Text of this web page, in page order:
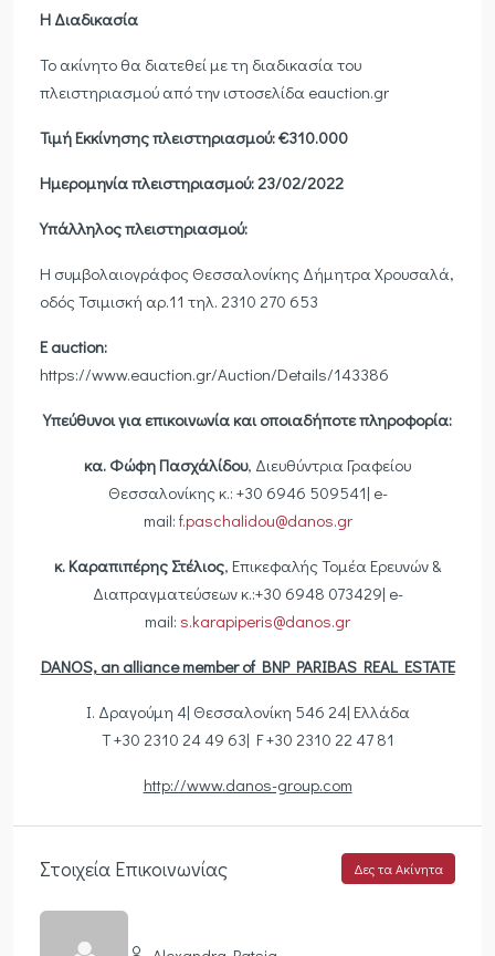
Η Διαδικασία
Το ακίνητο θα διατεθεί με τη διαδικασία του
πλειστηριασμού από την ιστοσελίδα eauction.gr
Τιμή Εκκίνησης πλειστηριασμού: €310.000
Ημερομηνία πλειστηριασμού: 23/02/2022
Υπάλληλος πλειστηριασμού:
Η συμβολαιογράφος Θεσσαλονίκης Δήμητρα Χρουσαλά,
οδός Τσιμισκή αρ.11 τηλ. 2310 270 653
E auction:
https://www.eauction.gr/Auction/Details/143386
Υπεύθυνοι για επικοινωνία και οποιαδήποτε πληροφορία:
κα. Φώφη Πασχάλίδου, Διευθύντρια Γραφείου
Θεσσαλονίκης κ.: +30 6946 509541| e-
mail: f.paschalidou@danos.gr
κ. Καραπιπέρης Στέλιος, Επικεφαλής Τομέα Ερευνών &
Διαπραγματεύσεων κ.:+30 6948 073429| e-
mail: s.karapiperis@danos.gr
DANOS, an alliance member of BNP PARIBAS REAL ESTATE
Ι. Δραγούμη 4| Θεσσαλονίκη 546 24| Ελλάδα
T +30 2310 24 49 63| F +30 2310 22 47 81
http://www.danos-group.com
Στοιχεία Επικοινωνίας Δες τα Ακίνητα